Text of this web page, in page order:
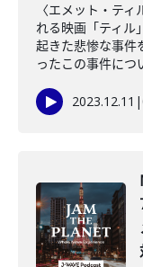
〈エメット・テ
れる映画「ティル
起きた悲惨な事件
ったこの事件につ
2023.12.11 |